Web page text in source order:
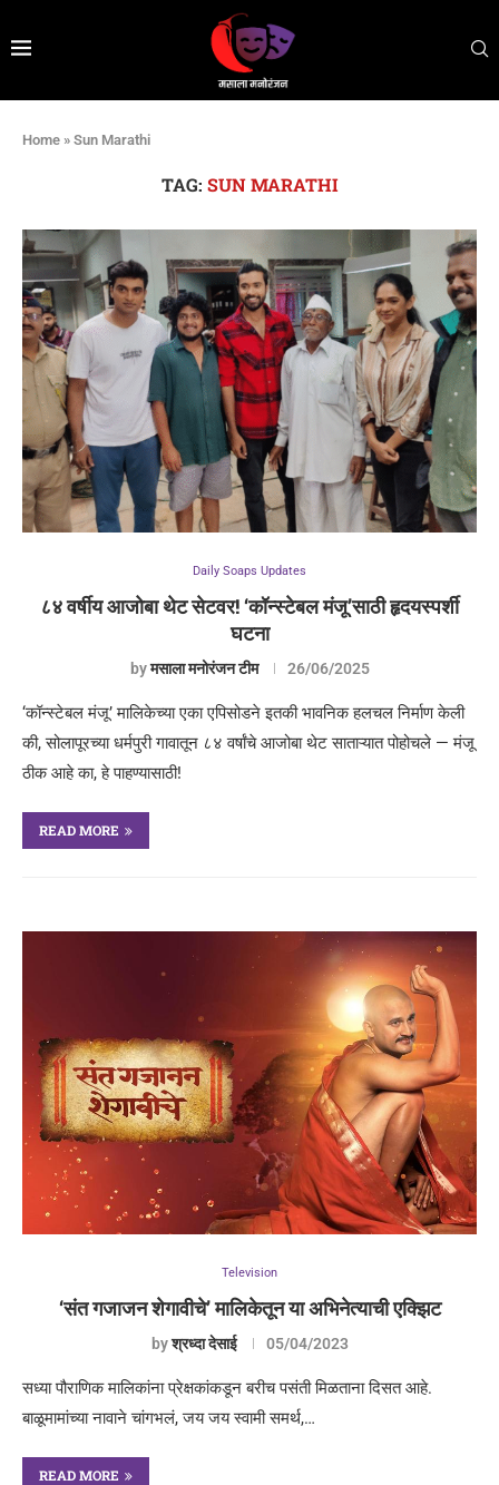
Home » Sun Marathi
TAG: SUN MARATHI
Daily Soaps Updates
८४ वर्षीय आजोबा थेट सेटवर! ‘कॉन्स्टेबल मंजू’साठी हृदयस्पर्शी
घटना
byमसाला मनोरंजन टीम 26/06/2025
‘कॉन्स्टेबल मंजू’ मालिकेच्या एका एपिसोडने इतकी भावनिक हलचल निर्माण केली
की, सोलापूरच्या धर्मपुरी गावातून ८४ वर्षांचे आजोबा थेट साताऱ्यात पोहोचले — मंजू
ठीक आहे का, हे पाहण्यासाठी!
READ MORE
Television
‘संत गजाजन शेगावीचे’ मालिकेतून या अभिनेत्याची एक्झिट
byश्रध्दा देसाई 05/04/2023
सध्या पौराणिक मालिकांना प्रेक्षकांकडून बरीच पसंती मिळताना दिसत आहे.
बाळूमामांच्या नावाने चांगभलं, जय जय स्वामी समर्थ,…
READ MORE